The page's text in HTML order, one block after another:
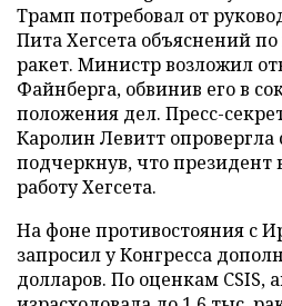
Трамп потребовал от
Пита Хегсета объяснений
ракет. Министр возложил
Файнберга, обвинив его в
положения дел. Пресс-
Каролин Левитт опровергла
подчеркнув, что президент
работу Хегсета.
На фоне противостояния с
запросил у Конгресса
долларов. По оценкам CSIS,